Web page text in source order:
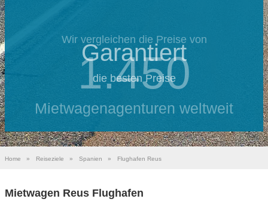
Wir vergleichen die Preise von
1.450
Mietwagenagenturen weltweit
Garantiert
die besten Preise
Home » Reiseziele » Spanien » Flughafen Reus
Mietwagen Reus Flughafen